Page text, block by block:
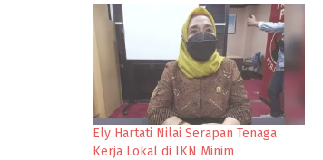
Ely Hartati Nilai Serapan Tenaga
Kerja Lokal di IKN Minim